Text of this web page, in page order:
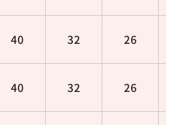
40 32 26
40 32 26